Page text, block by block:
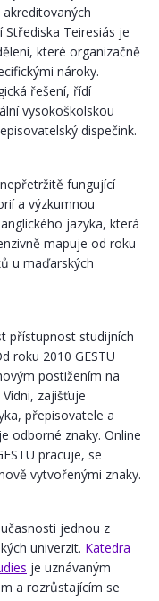
Teiresiás je
které organizačně
nároky.
řešení, řídí
vysokoškolskou
dispečink.
fungující
a výzkumnou
jazyka, která
mapuje od roku
u maďarských
přístupnost studijních
roku 2010 GESTU
postižením na
zajišťuje
přepisovatele a
odborné znaky. Online
pracuje, se
vytvořenými znaky.
jednou z
univerzit. Katedra
je uznávaným
a rozrůstajícím se